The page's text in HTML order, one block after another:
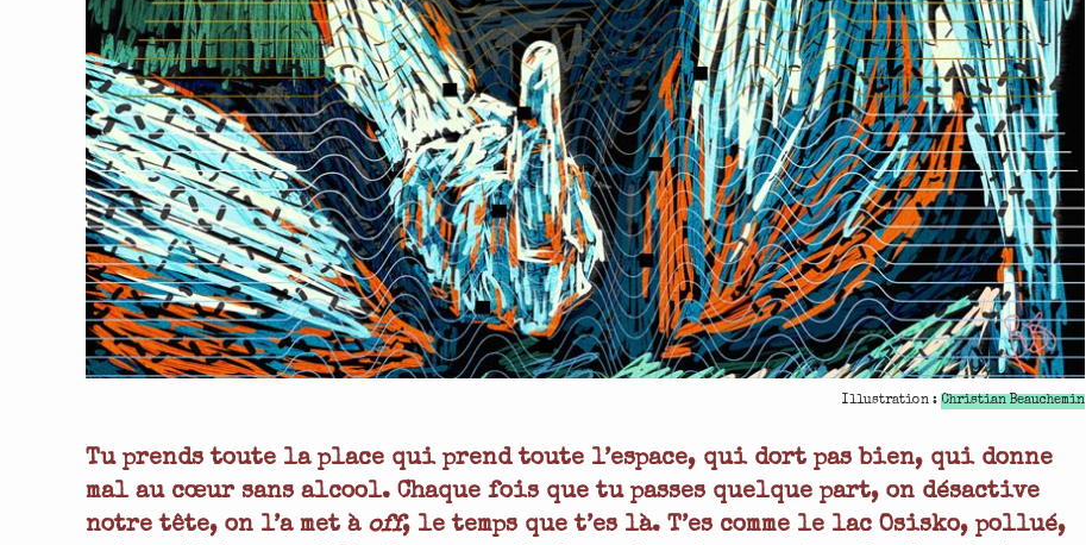
Illustration : Christian Beauchemin
Tu prends toute la place qui prend toute l’espace, qui dort pas bien, qui donne
mal au cœur sans alcool. Chaque fois que tu passes quelque part, on désactive
notre tête, on l’a met à off, le temps que t’es là. T’es comme le lac Osisko, pollué,